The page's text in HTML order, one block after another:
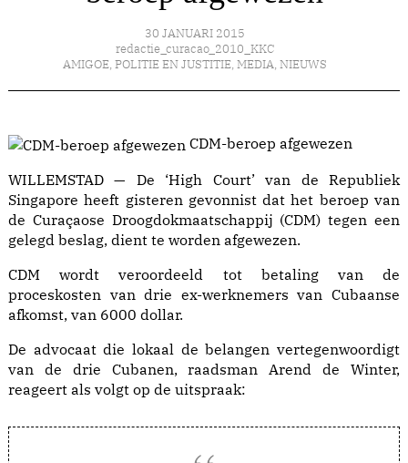
30 JANUARI 2015
redactie_curacao_2010_KKC
AMIGOE, POLITIE EN JUSTITIE, MEDIA, NIEUWS
CDM-beroep afgewezen
WILLEMSTAD — De ‘High Court’ van de Republiek
Singapore heeft gisteren gevonnist dat het beroep van
de Curaçaose Droogdokmaatschappij (CDM) tegen een
gelegd beslag, dient te worden afgewezen.
CDM wordt veroordeeld tot betaling van de
proceskosten van drie ex-werknemers van Cubaanse
afkomst, van 6000 dollar.
De advocaat die lokaal de belangen vertegenwoordigt
van de drie Cubanen, raadsman Arend de Winter,
reageert als volgt op de uitspraak: